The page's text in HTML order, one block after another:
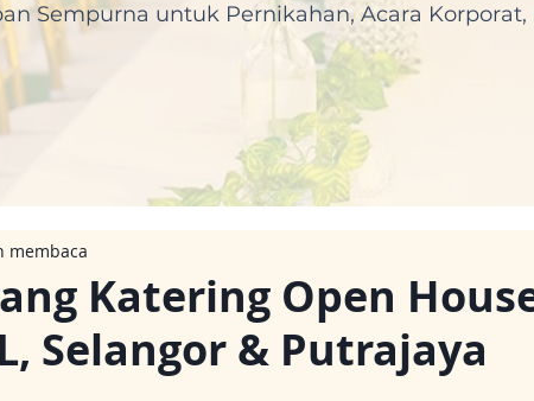
Sempurna untuk Pernikahan, Acara Korporat,
Katering Open
Selangor & Putrajaya
membaca